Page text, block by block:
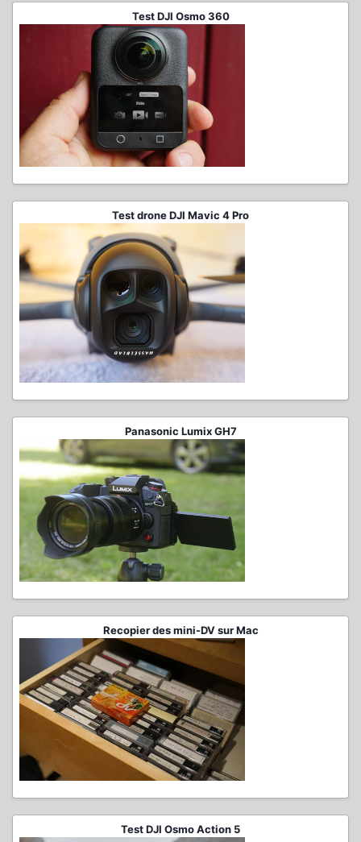
Test DJI Osmo 360
Test drone DJI Mavic 4 Pro
Panasonic Lumix GH7
Recopier des mini-DV sur Mac
Test DJI Osmo Action 5